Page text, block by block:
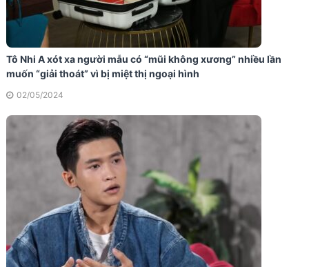
Tô Nhi A xót xa người mẫu có “mũi không xương” nhiều lần
muốn “giải thoát” vì bị miệt thị ngoại hình
02/05/2024